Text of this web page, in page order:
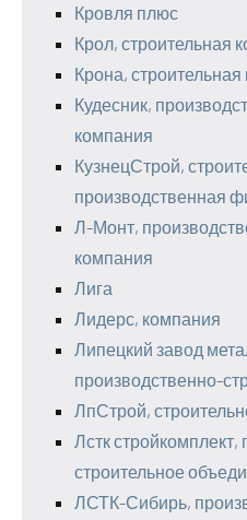
Кровля плюс
Крол, строительная
Крона,
Кудесник,
компания
КузнецСтрой,
производственная
Л-Монт,
компания
Лига
Лидерс, компания
Липецкий завод
производственно-
ЛпСтрой,
Лстк
строительное
ЛСТК-Сибирь,